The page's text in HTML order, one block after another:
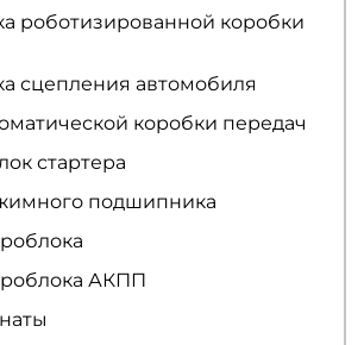
роботизированной коробки
сцепления автомобиля
коробки передач
стартера
подшипника
АКПП